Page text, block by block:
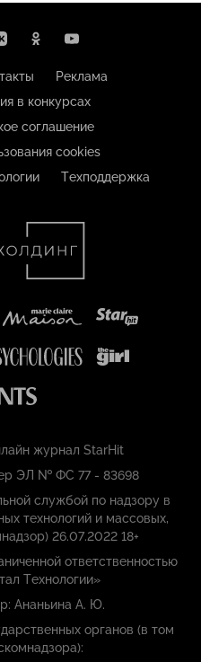
Реклама
в конкурсах
соглашение
cookies
Техподдержка
журнал StarHit
ЭЛ № ФС 77 - 83698
службой по надзору в
технологий и массовых,
26.07.2022 18+
ответственностью
Технологии»
Ананьина А. Ю.
органов (в том